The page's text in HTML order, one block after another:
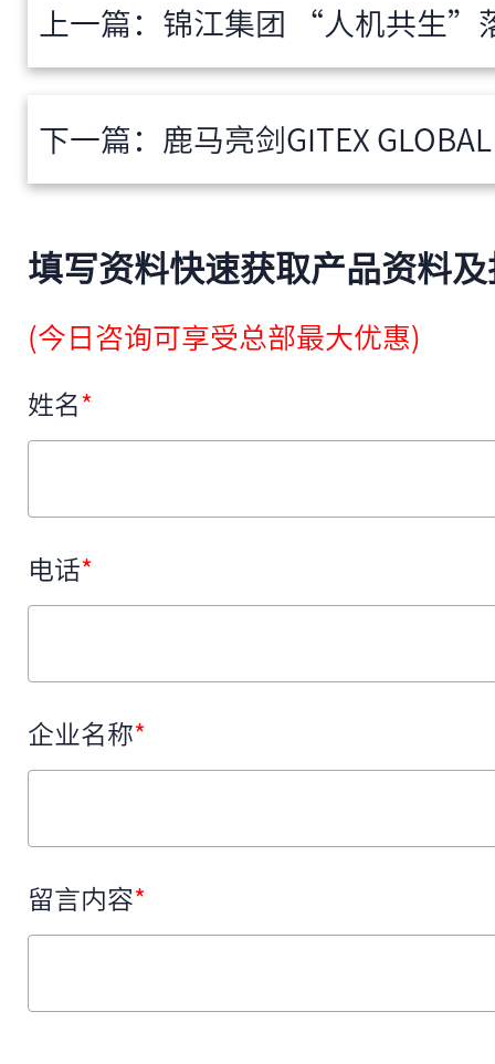
上一篇： 锦江集团 “人机共生”落地，丽怡酒
下一篇： 鹿马亮剑GITEX GLOBAL 2025——聚
填写资料快速获取产品资料
(今日咨询可享受总部最大优惠)
姓名*
电话*
企业名称*
留言内容*